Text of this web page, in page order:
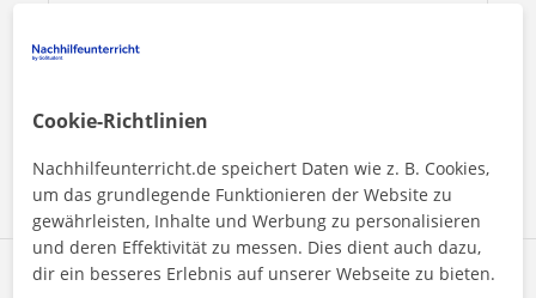
Profil teilen
Nachricht senden
Cookie-Richtlinien
Nachhilfeunterricht.de speichert Daten wie z. B. Cookies,
um das grundlegende Funktionieren der Website zu
gewährleisten, Inhalte und Werbung zu personalisieren
und deren Effektivität zu messen. Dies dient auch dazu,
dir ein besseres Erlebnis auf unserer Webseite zu bieten.